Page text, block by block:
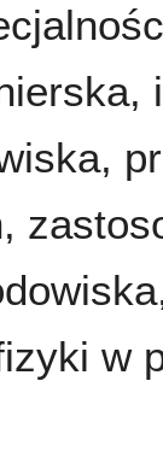
w